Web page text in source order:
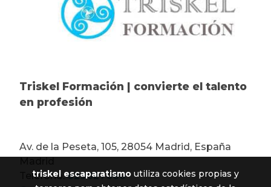
Triskel Formación | convierte el talento
en profesión
Av. de la Peseta, 105, 28054 Madrid, España
Teléfono:629027060
triskel escaparatismo utiliza cookies propias y